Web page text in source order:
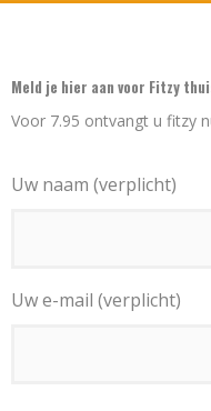
Meld je hier aan voor Fitzy
Voor 7.95 ontvangt u fitzy
Uw naam (verplicht)
Uw e-mail (verplicht)